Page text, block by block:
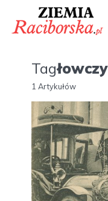
Tagłowczy
1 Artykułów